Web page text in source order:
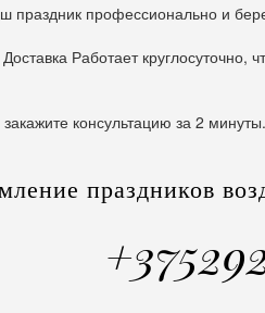
профессионально и
Работает
консультацию за 2
праздников